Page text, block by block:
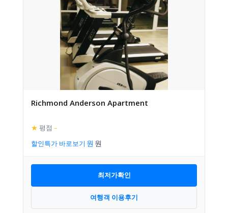
Richmond Anderson Apartment
★ 평점 –
할인특가 바로보기
최저가확인
여행객 이용후기